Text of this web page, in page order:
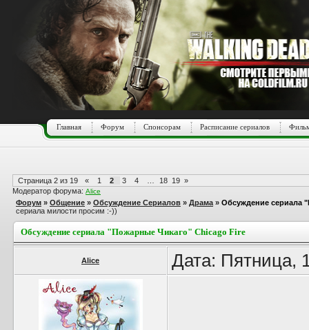
Главная Форум Спонсорам Расписание сериалов
Страница 2 из 19 « 1 2 3 4 18 19 »
Модератор форума: Alice
Форум » Общение » Обсуждение Сериалов » Драма » Обсуждение сериала
сериала милости просим :-))
Обсуждение сериала "Пожарные Чикаго" Chicago Fire
Alice Дата: Пятница,